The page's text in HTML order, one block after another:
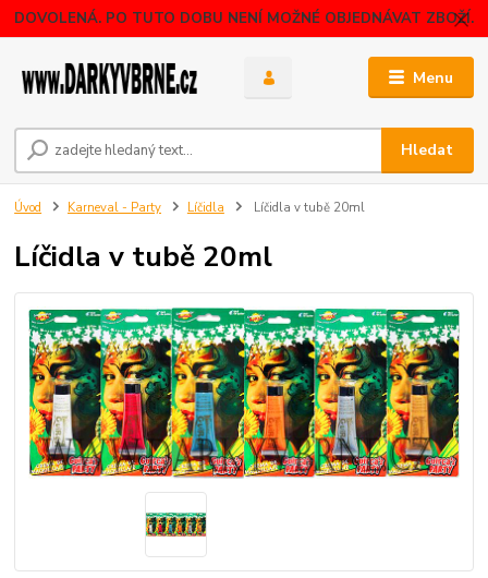
DOVOLENÁ. PO TUTO DOBU NENÍ MOŽNÉ OBJEDNÁVAT ZBOŽÍ.
Menu
Hledat
Úvod Karneval - Party Líčidla Líčidla v tubě 20ml
Líčidla v tubě 20ml